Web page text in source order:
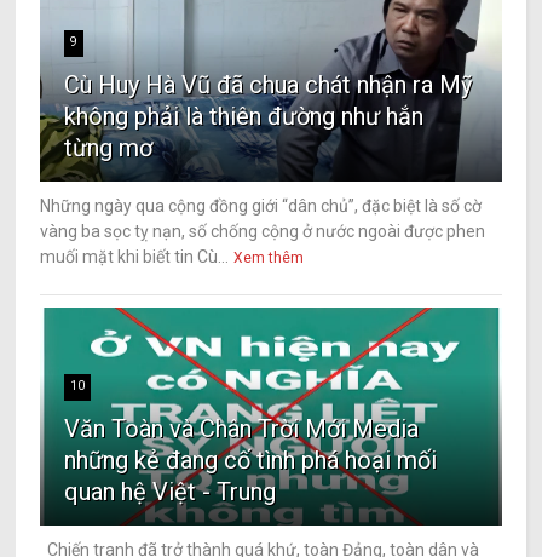
9
Cù Huy Hà Vũ đã chua chát nhận ra Mỹ
không phải là thiên đường như hắn
từng mơ
Những ngày qua cộng đồng giới “dân chủ”, đặc biệt là số cờ
vàng ba sọc tỵ nạn, số chống cộng ở nước ngoài được phen
muối mặt khi biết tin Cù...
Xem thêm
10
Văn Toàn và Chân Trời Mới Media
những kẻ đang cố tình phá hoại mối
quan hệ Việt - Trung
Chiến tranh đã trở thành quá khứ, toàn Đảng, toàn dân và